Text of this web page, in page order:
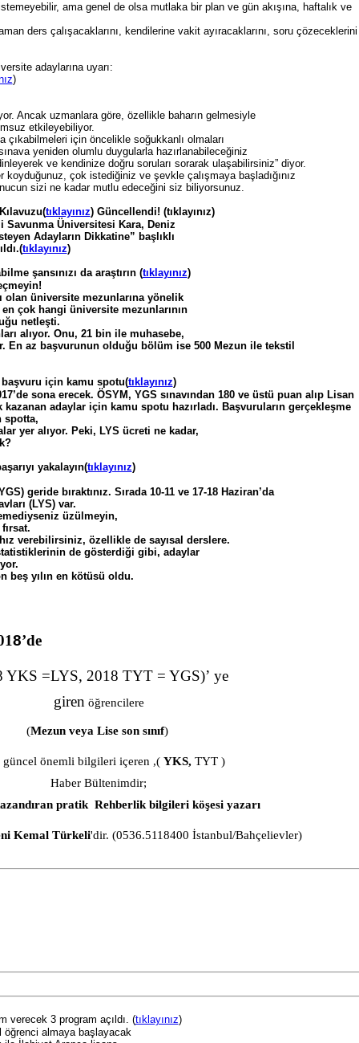
ama genel de olsa mutlaka bir plan ve gün akışına, haftalık ve
ders çalışacaklarını, kendilerine vakit ayıracaklarını, soru çözeceklerini
adaylarına uyarı:
)
Ancak uzmanlara göre, özellikle baharın gelmesiyle
etkileyebiliyor.
için öncelikle soğukkanlı olmaları
yeniden olumlu duygularla hazırlanabileceğiniz
ve kendinize doğru soruları sorarak ulaşabilirsiniz” diyor.
koyduğunuz, çok istediğiniz ve şevkle çalışmaya başladığınız
sizi ne kadar mutlu edeceğini siz biliyorsunuz.
tıklayınız) Güncellendi! (tıklayınız)
Savunma Üniversitesi Kara, Deniz
Adayların Dikkatine” başlıklı
tıklayınız)
şansınızı da araştırın (tıklayınız)
olan üniversite mezunlarına yönelik
çok hangi üniversite mezunlarının
netleşti.
alıyor. Onu, 21 bin ile muhasebe,
az başvurunun olduğu bölüm ise 500 Mezun ile tekstil
için kamu spotu(tıklayınız)
sona erecek. ÖSYM, YGS sınavından 180 ve üstü puan alıp Lisan
kazanan adaylar için kamu spotu hazırladı. Başvuruların gerçekleşme
spotta,
yer alıyor. Peki, LYS ücreti ne kadar,
yakalayın(tıklayınız)
geride bıraktınız. Sırada 10-11 ve 17-18 Haziran’da
(LYS) var.
üzülmeyin,
verebilirsiniz, özellikle de sayısal derslere.
de gösterdiği gibi, adaylar
beş yılın en kötüsü oldu.
8’de
YKS =LYS, 2018 TYT = YGS)’ ye
giren öğrencilere
(Mezun veya Lise son sınıf)
güncel önemli bilgileri içeren ,( YKS, TYT )
Haber Bültenimdir;
pratik Rehberlik bilgileri köşesi yazarı
Kemal Türkeli'dir. (0536.5118400 İstanbul/Bahçelievler)
verecek 3 program açıldı. (tıklayınız)
öğrenci almaya başlayacak